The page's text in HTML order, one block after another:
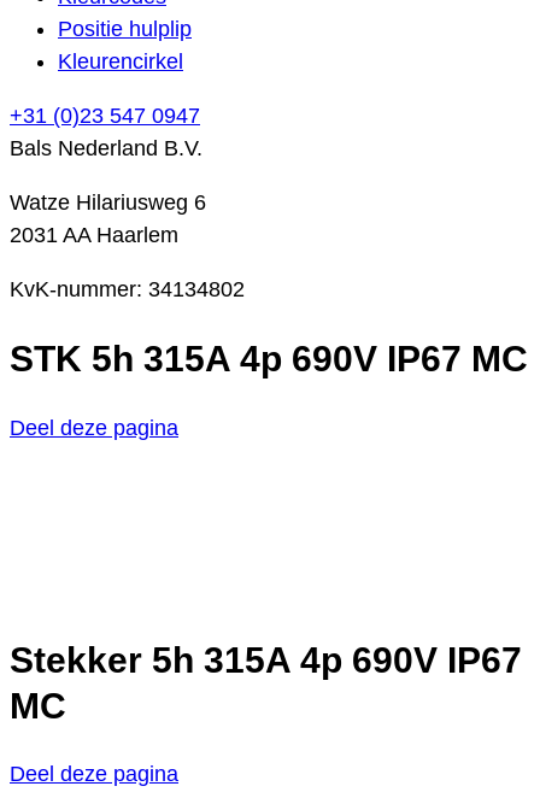
Positie hulplip
Kleurencirkel
+31 (0)23 547 0947
Bals Nederland B.V.
Watze Hilariusweg 6
2031 AA Haarlem
KvK-nummer: 34134802
STK 5h 315A 4p 690V IP67 MC
Deel deze pagina
Stekker 5h 315A 4p 690V IP67
MC
Deel deze pagina